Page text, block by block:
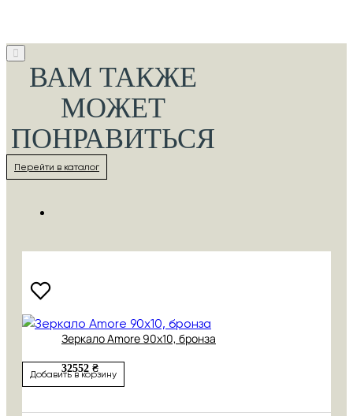
ВАМ ТАКЖЕ
МОЖЕТ
ПОНРАВИТЬСЯ
Перейти в каталог
Зеркало Amore 90х10, бронза
32552 ₴
Добавить в корзину